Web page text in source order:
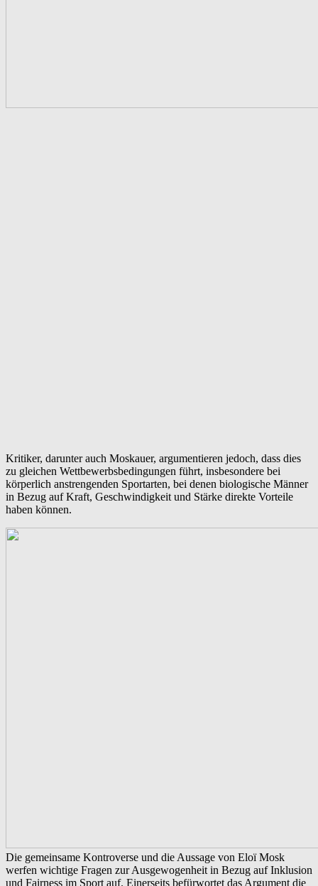
Kritiker, darunter auch Moskauer, argumentieren jedoch, dass dies
zu gleichen Wettbewerbsbedingungen führt, insbesondere bei
körperlich anstrengenden Sportarten, bei denen biologische Männer
in Bezug auf Kraft, Geschwindigkeit und Stärke direkte Vorteile
haben können.
Die gemeinsame Kontroverse und die Aussage von Eloï Mosk
werfen wichtige Fragen zur Ausgewogenheit in Bezug auf Inklusion
und Fairness im Sport auf. Einerseits befürwortet das Argument die